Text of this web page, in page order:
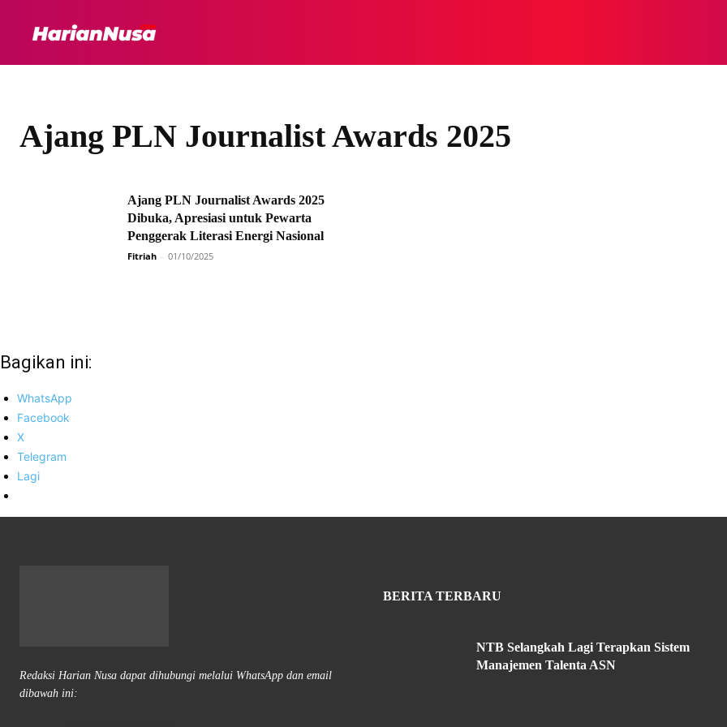
Ajang PLN Journalist Awards 2025
Ajang PLN Journalist Awards 2025
Dibuka, Apresiasi untuk Pewarta
Penggerak Literasi Energi Nasional
Fitriah - 01/10/2025
Bagikan ini:
WhatsApp
Facebook
X
Telegram
Lagi
Redaksi Harian Nusa dapat dihubungi melalui WhatsApp dan email
dibawah ini:
BERITA TERBARU
NTB Selangkah Lagi Terapkan Sistem
Manajemen Talenta ASN